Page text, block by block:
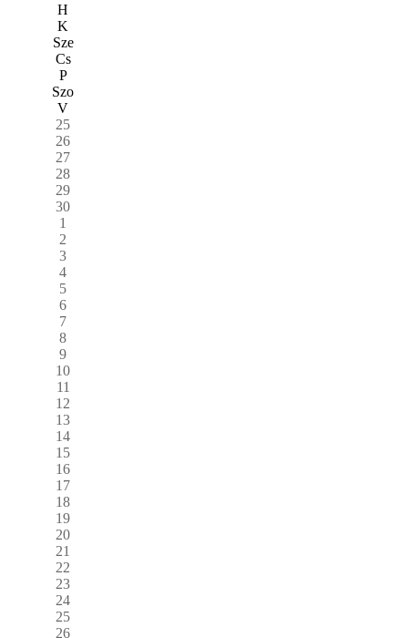
H
K
Sze
Cs
P
Szo
V
25
26
27
28
29
30
1
2
3
4
5
6
7
8
9
10
11
12
13
14
15
16
17
18
19
20
21
22
23
24
25
26